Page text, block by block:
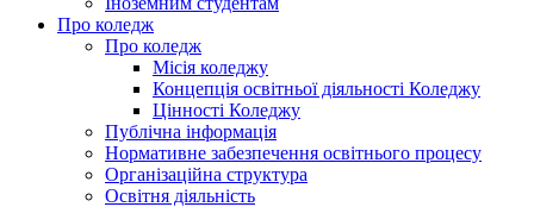
Про коледж
Про коледж
Місія коледжу
Концепція освітньої діяльності Коледжу
Цінності Коледжу
Публічна інформація
Нормативне забезпечення освітнього процесу
Організаційна структура
Освітня діяльність